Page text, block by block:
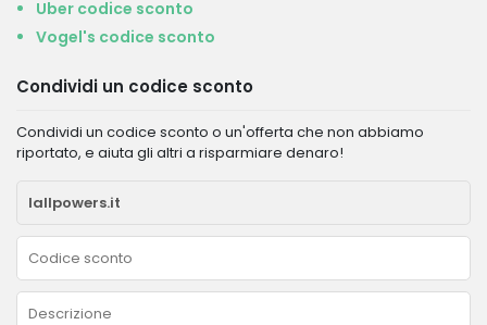
Uber codice sconto
Vogel's codice sconto
Condividi un codice sconto
Condividi un codice sconto o un'offerta che non abbiamo
riportato, e aiuta gli altri a risparmiare denaro!